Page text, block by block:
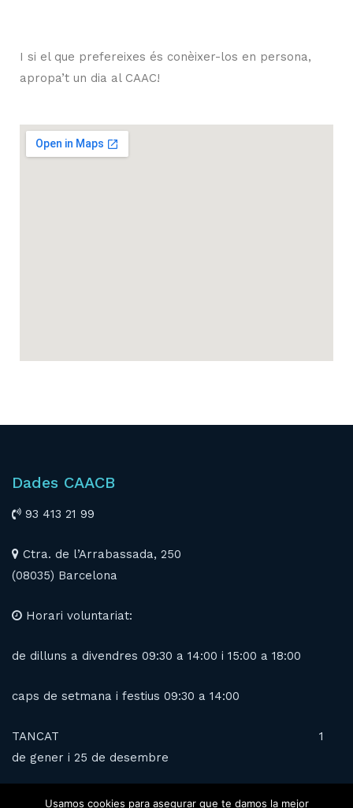
I si el que prefereixes és conèixer-los en persona,
apropa’t un dia al CAAC!
Dades CAACB
93 413 21 99
Ctra. de l’Arrabassada, 250
(08035) Barcelona
Horari voluntariat:
de dilluns a divendres 09:30 a 14:00 i 15:00 a 18:00
caps de setmana i festius 09:30 a 14:00
TANCAT 1
de gener i 25 de desembre
Usamos cookies para asegurar que te damos la mejor